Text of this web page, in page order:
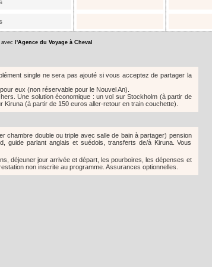
l'Agence du Voyage à Cheval
single ne sera pas ajouté si vous acceptez de partager la
eux (non réservable pour le Nouvel An).
Une solution économique : un vol sur Stockholm (à partir de
(à partir de 150 euros aller-retour en train couchette).
chambre double ou triple avec salle de bain à partager) pension
guide parlant anglais et suédois, transferts de/à Kiruna. Vous
déjeuner jour arrivée et départ, les pourboires, les dépenses et
non inscrite au programme. Assurances optionnelles.